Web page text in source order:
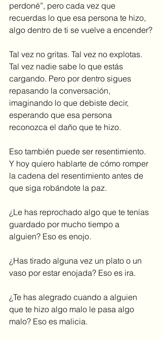
perdoné”, pero cada vez que
recuerdas lo que esa persona te hizo,
algo dentro de ti se vuelve a encender?
Tal vez no gritas. Tal vez no explotas.
Tal vez nadie sabe lo que estás
cargando. Pero por dentro sigues
repasando la conversación,
imaginando lo que debiste decir,
esperando que esa persona
reconozca el daño que te hizo.
Eso también puede ser resentimiento.
Y hoy quiero hablarte de cómo romper
la cadena del resentimiento antes de
que siga robándote la paz.
¿Le has reprochado algo que te tenías
guardado por mucho tiempo a
alguien? Eso es enojo.
¿Has tirado alguna vez un plato o un
vaso por estar enojada? Eso es ira.
¿Te has alegrado cuando a alguien
que te hizo algo malo le pasa algo
malo? Eso es malicia.